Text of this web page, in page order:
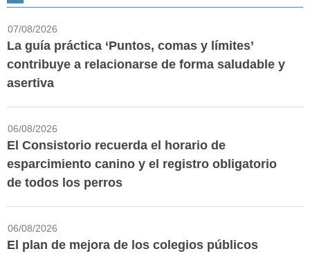
07/08/2026
La guía práctica ‘Puntos, comas y límites’
contribuye a relacionarse de forma saludable y
asertiva
06/08/2026
El Consistorio recuerda el horario de
esparcimiento canino y el registro obligatorio
de todos los perros
06/08/2026
El plan de mejora de los colegios públicos